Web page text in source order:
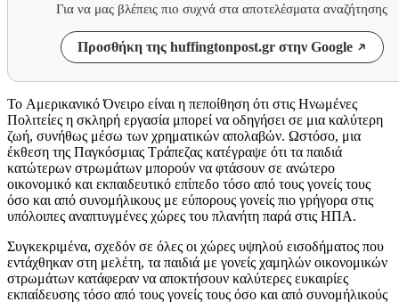
Για να μας βλέπεις πιο συχνά στα αποτελέσματα αναζήτησης
Προσθήκη της huffingtonpost.gr στην Google
Το Αμερικανικό Όνειρο είναι η πεποίθηση ότι στις Ηνωμένες
Πολιτείες η σκληρή εργασία μπορεί να οδηγήσει σε μια καλύτερη
ζωή, συνήθως μέσω των χρηματικών απολαβών. Ωστόσο, μια
έκθεση της Παγκόσμιας Τράπεζας κατέγραψε ότι τα παιδιά
κατώτερων στρωμάτων μπορούν να φτάσουν σε ανώτερο
οικονομικό και εκπαιδευτικό επίπεδο τόσο από τους γονείς τους
όσο και από συνομήλικους με εύπορους γονείς πιο γρήγορα στις
υπόλοιπες αναπτυγμένες χώρες του πλανήτη παρά στις ΗΠΑ.
Συγκεκριμένα, σχεδόν σε όλες οι χώρες υψηλού εισοδήματος που
εντάχθηκαν στη μελέτη, τα παιδιά με γονείς χαμηλών οικονομικών
στρωμάτων κατάφεραν να αποκτήσουν καλύτερες ευκαιρίες
εκπαίδευσης τόσο από τους γονείς τους όσο και από συνομήλικούς